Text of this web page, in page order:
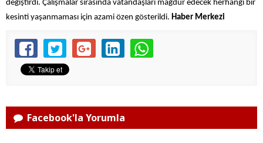
değiştirdi. Çalışmalar sırasında vatandaşları mağdur edecek herhangi bir
kesinti yaşanmaması için azami özen gösterildi. Haber Merkezi
Facebook'la Yorumla